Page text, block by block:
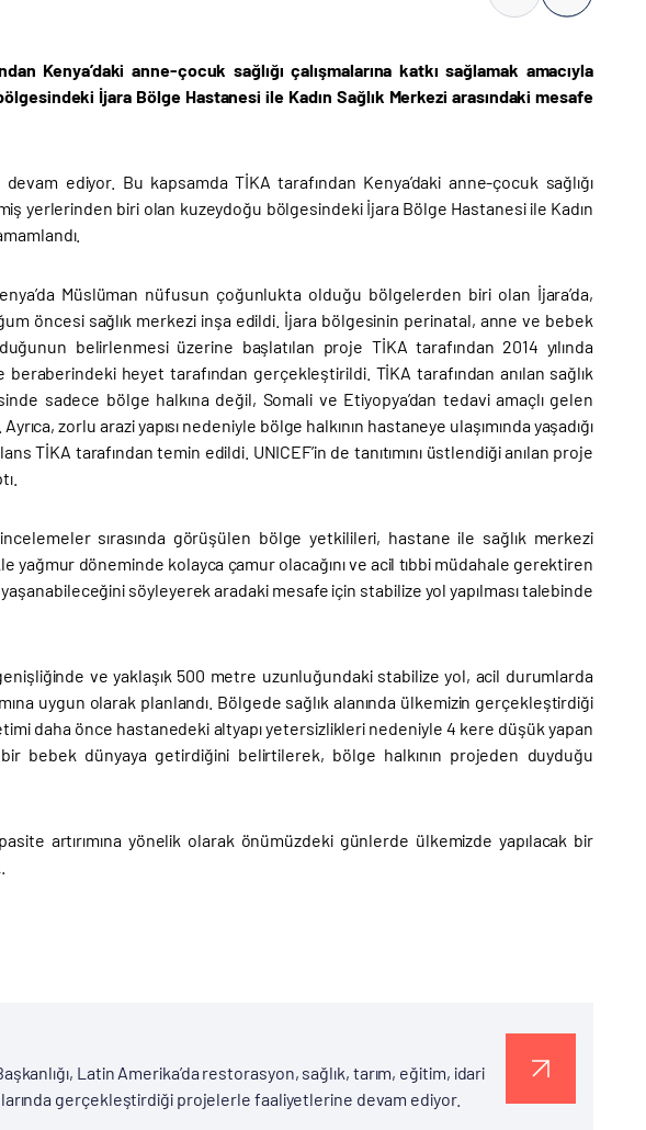
Kenya’daki anne-çocuk sağlığı çalışmalarına katkı sağlamak amacıyla
İjara Bölge Hastanesi ile Kadın Sağlık Merkezi arasındaki mesafe
ediyor. Bu kapsamda TİKA tarafından Kenya’daki anne-çocuk sağlığı
yerlerinden biri olan kuzeydoğu bölgesindeki İjara Bölge Hastanesi ile Kadın
Müslüman nüfusun çoğunlukta olduğu bölgelerden biri olan İjara’da,
öncesi sağlık merkezi inşa edildi. İjara bölgesinin perinatal, anne ve bebek
belirlenmesi üzerine başlatılan proje TİKA tarafından 2014 yılında
beraberindeki heyet tarafından gerçekleştirildi. TİKA tarafından anılan sağlık
sadece bölge halkına değil, Somali ve Etiyopya’dan tedavi amaçlı gelen
zorlu arazi yapısı nedeniyle bölge halkının hastaneye ulaşımında yaşadığı
TİKA tarafından temin edildi. UNICEF’in de tanıtımını üstlendiği anılan proje
sırasında görüşülen bölge yetkilileri, hastane ile sağlık merkezi
yağmur döneminde kolayca çamur olacağını ve acil tıbbi müdahale gerektiren
söyleyerek aradaki mesafe için stabilize yol yapılması talebinde
ve yaklaşık 500 metre uzunluğundaki stabilize yol, acil durumlarda
uygun olarak planlandı. Bölgede sağlık alanında ülkemizin gerçekleştirdiği
daha önce hastanedeki altyapı yetersizlikleri nedeniyle 4 kere düşük yapan
bebek dünyaya getirdiğini belirtilerek, bölge halkının projeden duyduğu
artırımına yönelik olarak önümüzdeki günlerde ülkemizde yapılacak bir
Latin Amerika’da restorasyon, sağlık, tarım, eğitim, idari
gerçekleştirdiği projelerle faaliyetlerine devam ediyor.